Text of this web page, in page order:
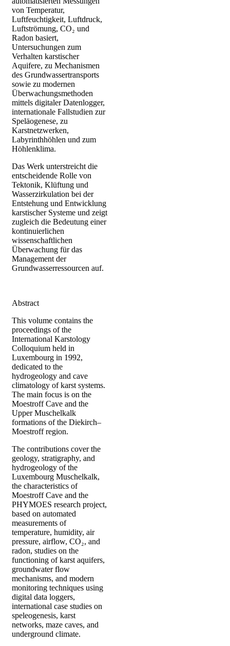
von Temperatur,
Luftfeuchtigkeit, Luftdruck,
Luftströmung, CO₂ und
Radon basiert,
Untersuchungen zum
Verhalten karstischer
Aquifere, zu Mechanismen
des Grundwassertransports
sowie zu modernen
Überwachungsmethoden
mittels digitaler Datenlogger,
internationale Fallstudien zur
Speläogenese, zu
Karstnetzwerken,
Labyrinthhöhlen und zum
Höhlenklima.
Das Werk unterstreicht die
entscheidende Rolle von
Tektonik, Klüftung und
Wasserzirkulation bei der
Entstehung und Entwicklung
karstischer Systeme und zeigt
zugleich die Bedeutung einer
kontinuierlichen
wissenschaftlichen
Überwachung für das
Management der
Grundwasserressourcen auf.
Abstract
This volume contains the
proceedings of the
International Karstology
Colloquium held in
Luxembourg in 1992,
dedicated to the
hydrogeology and cave
climatology of karst systems.
The main focus is on the
Moestroff Cave and the
Upper Muschelkalk
formations of the Diekirch–
Moestroff region.
The contributions cover the
geology, stratigraphy, and
hydrogeology of the
Luxembourg Muschelkalk,
the characteristics of
Moestroff Cave and the
PHYMOES research project,
based on automated
measurements of
temperature, humidity, air
pressure, airflow, CO₂, and
radon, studies on the
functioning of karst aquifers,
groundwater flow
mechanisms, and modern
monitoring techniques using
digital data loggers,
international case studies on
speleogenesis, karst
networks, maze caves, and
underground climate.